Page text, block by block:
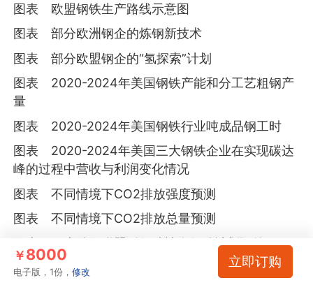
图表 欧盟钢铁生产路线示意图
图表 部分欧洲钢企的炼钢新技术
图表 部分欧盟钢企的“氢探索”计划
图表 2020-2024年美国钢铁产能和分工艺粗钢产
量
图表 2020-2024年美国钢铁行业吨成品钢工时
图表 2020-2024年美国三大钢铁企业在实现碳达
峰的过程中营收与利润变化情况
图表 不同情境下CO2排放强度预测
图表 不同情境下CO2排放总量预测
图表 日本铁钢联盟《低碳社会行动计划》的CO2
减排目标
￥8000
电子版，1份，修改
立即订购